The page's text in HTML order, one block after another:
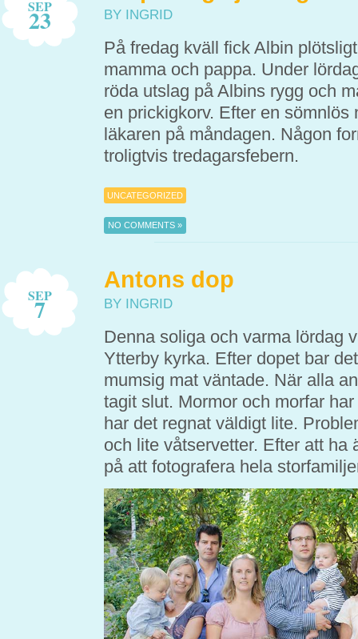
SEP
23 BY INGRID
På fredag kväll fick Albin
mamma och pappa. Under
röda utslag på Albins rygg och
en prickigkorv. Efter en
läkaren på måndagen. Någon
troligtvis tredagarsfebern.
UNCATEGORIZED
NO COMMENTS »
SEP
7
Antons dop
BY INGRID
Denna soliga och varma lördag
Ytterby kyrka. Efter dopet bar
mumsig mat väntade. När alla
tagit slut. Mormor och morfar
har det regnat väldigt lite.
och lite våtservetter. Efter att ha
på att fotografera hela